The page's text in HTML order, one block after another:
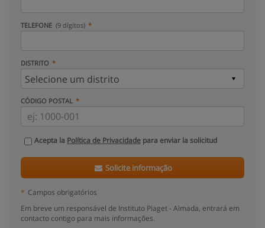
TELEFONE (9 dígitos)
DISTRITO
CÓDIGO POSTAL
Acepta la Política de Privacidade para enviar la solicitud
Solicite informação
* Campos obrigatórios
Em breve um responsável de Instituto Piaget - Almada, entrará em
contacto contigo para mais informações.